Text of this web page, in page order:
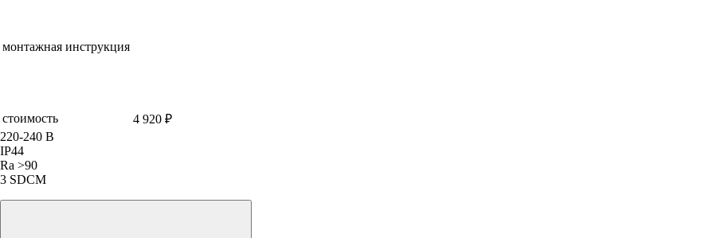
монтажная инструкция
стоимость
4 920 ₽
220-240 В
IP44
Ra >90
3 SDCM